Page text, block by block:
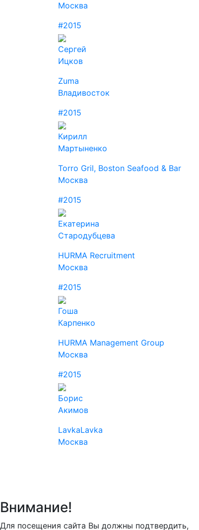
Москва
#2015
Сергей
Ицков
Zuma
Владивосток
#2015
Кирилл
Мартыненко
Torro Gril, Boston Seafood & Bar
Москва
#2015
Екатерина
Стародубцева
HURMA Recruitment
Москва
#2015
Гоша
Карпенко
HURMA Management Group
Москва
#2015
Борис
Акимов
LavkaLavka
Москва
Внимание!
Для посещения сайта Вы должны подтвердить,